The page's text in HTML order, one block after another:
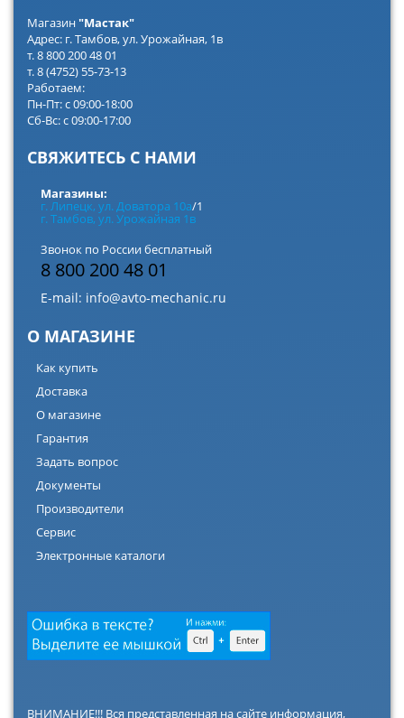
Магазин"Мастак"
Адрес: г. Тамбов, ул. Урожайная, 1в
т. 8 800 200 48 01
т. 8 (4752) 55-73-13
Работаем:
Пн-Пт: с 09:00-18:00
Сб-Вс: с 09:00-17:00
СВЯЖИТЕСЬ С НАМИ
Магазины:
г. Липецк, ул. Доватора 10а/1
г. Тамбов, ул. Урожайная 1в
Звонок по России бесплатный
8 800 200 48 01
E-mail: info@avto-mechanic.ru
О МАГАЗИНЕ
Как купить
Доставка
О магазине
Гарантия
Задать вопрос
Документы
Производители
Сервис
Электронные каталоги
ВНИМАНИЕ!!! Вся представленная на сайте информация,